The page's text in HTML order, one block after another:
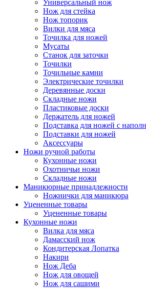
Универсальный нож
Нож для стейка
Нож топорик
Вилки для мяса
Точилка для ножей
Мусаты
Станок для заточки
Точилки
Точильные камни
Электрические точилки
Деревянные доски
Складные ножи
Пластиковые доски
Держатель для ножей
Подставка для ножей с
Подставки для ножей
Аксессуары
Ножи ручной работы
Кухонные ножи
Охотничьи ножи
Складные ножи
Маникюрные принадлежности
Ножнички для маникюра
Уцененные товары
Уцененные товары
Кухонные ножи
Вилка для мяса
Дамасский нож
Кондитерская Лопатка
Накири
Нож Деба
Нож для овощей
Нож для сашими